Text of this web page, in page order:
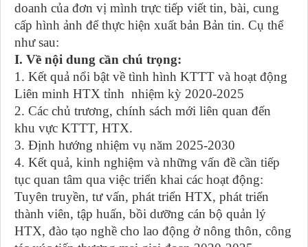
doanh của đơn vị mình trực tiếp viết tin, bài, cung
cấp hình ảnh để thực hiện xuất bản Bản tin. Cụ thể
như sau:
I. Về nội dung cần chú trọng:
1 . Kết quả nổi bật về tình hình KTTT và hoạt động
Liên minh HTX tỉnh nhiệm kỳ 2020-2025
2. Các chủ trương, chính sách mới liên quan đến
khu vực KTTT, HTX.
3. Định hướng nhiệm vụ năm 2025-2030
4. Kết quả, kinh nghiệm và những vấn đề cần tiếp
tục quan tâm qua việc triển khai các hoạt động:
Tuyên truyền, tư vấn, phát triển HTX, phát triển
thành viên, tập huấn, bồi dưỡng cán bộ quản lý
HTX, đào tạo nghề cho lao động ở nông thôn, công